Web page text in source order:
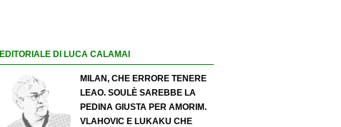
EDITORIALE DI LUCA CALAMAI
MILAN, CHE ERRORE TENERE
LEAO. SOULÈ SAREBBE LA
PEDINA GIUSTA PER AMORIM.
VLAHOVIC E LUKAKU CHE